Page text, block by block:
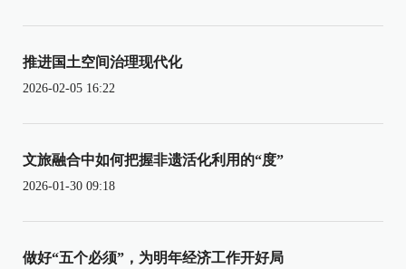
推进国土空间治理现代化
2026-02-05 16:22
文旅融合中如何把握非遗活化利用的“度”
2026-01-30 09:18
做好“五个必须”，为明年经济工作开好局